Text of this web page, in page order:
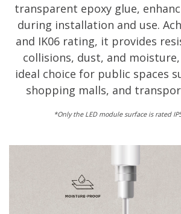
transparent epoxy glue,
during installation and use.
and IK06 rating, it provides
collisions, dust, and
ideal choice for public spaces
shopping malls, and
*Only the LED module surface is rated